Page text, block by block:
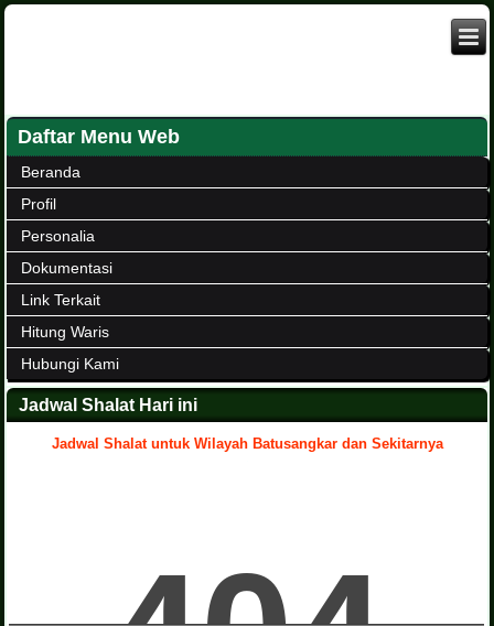
Daftar Menu Web
Beranda
Profil
Personalia
Dokumentasi
Link Terkait
Hitung Waris
Hubungi Kami
Jadwal Shalat Hari ini
Jadwal Shalat untuk Wilayah Batusangkar dan Sekitarnya